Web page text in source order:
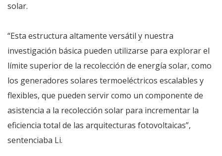
solar.
“Esta estructura altamente versátil y nuestra
investigación básica pueden utilizarse para explorar el
límite superior de la recolección de energía solar, como
los generadores solares termoeléctricos escalables y
flexibles, que pueden servir como un componente de
asistencia a la recolección solar para incrementar la
eficiencia total de las arquitecturas fotovoltaicas”,
sentenciaba Li.